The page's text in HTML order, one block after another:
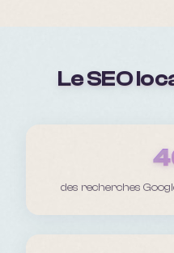
Le SEO
des recherches